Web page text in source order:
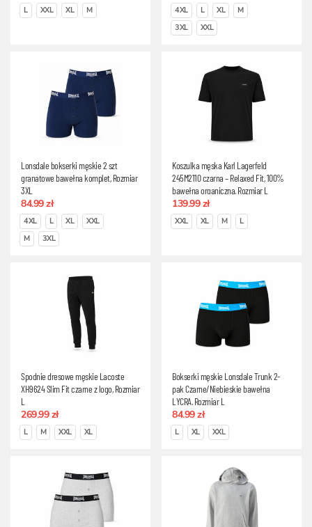
L XXL XL M 4XL L XL
M
3XL
XXL
Lonsdale bokserki męskie 2 szt
granatowe bawełna komplet, Rozmiar
3XL
84.99 zł
4XL L XL
XXL
M
3XL
Koszulka męska Karl Lagerfeld
245M2110 czarna – Relaxed Fit, 100%
bawełna organiczna, Rozmiar L
139.99 zł
XXL XL M L
Spodnie dresowe męskie Lacoste
XH9624 Slim Fit czarne z logo, Rozmiar
L
269.99 zł
L M XXL XL
Bokserki męskie Lonsdale Trunk 2-
pak Czarne/Niebieskie bawełna
LYCRA, Rozmiar L
84.99 zł
L XL XXL